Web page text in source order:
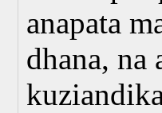
anapata
dhana, na